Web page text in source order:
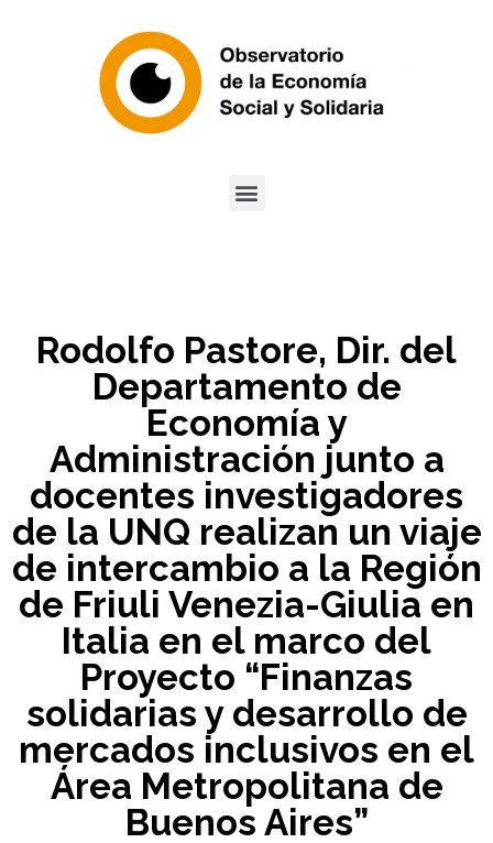
Rodolfo Pastore, Dir. del
Departamento de
Economía y
Administración junto a
docentes investigadores
de la UNQ realizan un viaje
de intercambio a la Región
de Friuli Venezia-Giulia en
Italia en el marco del
Proyecto “Finanzas
solidarias y desarrollo de
mercados inclusivos en el
Área Metropolitana de
Buenos Aires”